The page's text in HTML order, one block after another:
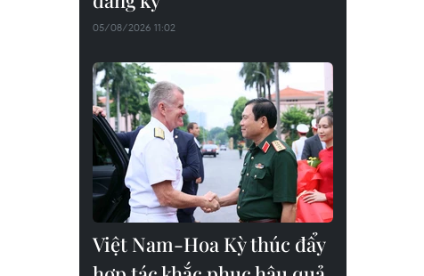
05/08/2026 11:02
Việt Nam-Hoa Kỳ thúc đẩy